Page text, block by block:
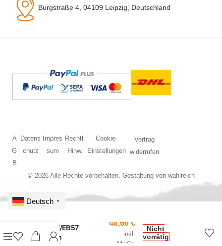
Burgstraße 4, 04109 Leipzig, Deutschland
© 2026 Alle Rechte vorbehalten. Gestaltung von wahlreich
A
G
B
Datens
chutz
Impres
sum
Rechtl.
Hinw.
Cookie-
Einstellungen
Vertrag
widerrufen
BS ET57/EB57
Potsdam
48,60 €
inkl.
MwSt.
Nicht
vorrätig
Deutsch ▼